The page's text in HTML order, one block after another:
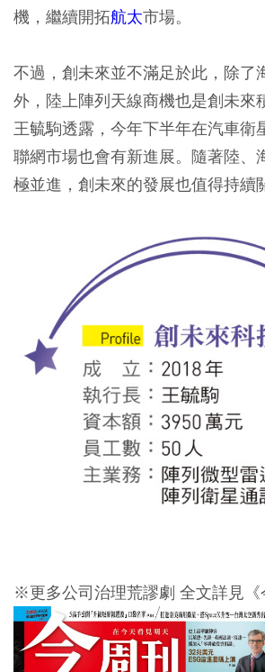
機，繼續開拓航太市場。
不過，創未來並不滿足於此，除了
外，陸上陣列天線商機也是創未來
王毓駒透露，今年下半年在汽車衛
聯網市場也會有新進展。隨著陸、
極並進，創未來的發展也值得持續
※更多公司治理荒謬劇 全文詳見《